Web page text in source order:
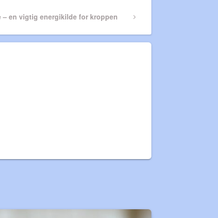
– en vigtig energikilde for kroppen